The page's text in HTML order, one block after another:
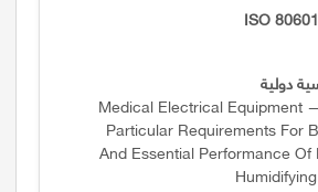
ISO
دولية
Medical Electrical Equipment
Particular Requirements For
And Essential Performance Of